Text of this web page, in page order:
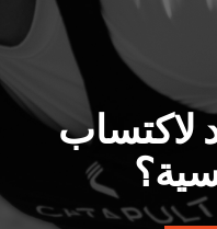
لاكتساب